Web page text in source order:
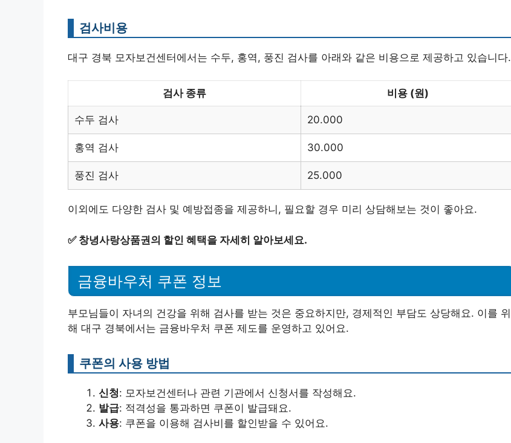
검사비용
대구 경북 모자보건센터에서는 수두, 홍역, 풍진 검사를 아래와 같은 비용으로 제공하고 있습니다.
검사 종류 비용 (원)
수두 검사 20.000
홍역 검사 30.000
풍진 검사 25.000
이외에도 다양한 검사 및 예방접종을 제공하니, 필요할 경우 미리 상담해보는 것이 좋아요.
✅ 창녕사랑상품권의 할인 혜택을 자세히 알아보세요.
금융바우처 쿠폰 정보
부모님들이 자녀의 건강을 위해 검사를 받는 것은 중요하지만, 경제적인 부담도 상당해요. 이를 위
해 대구 경북에서는 금융바우처 쿠폰 제도를 운영하고 있어요.
쿠폰의 사용 방법
신청: 모자보건센터나 관련 기관에서 신청서를 작성해요.
발급: 적격성을 통과하면 쿠폰이 발급돼요.
사용: 쿠폰을 이용해 검사비를 할인받을 수 있어요.